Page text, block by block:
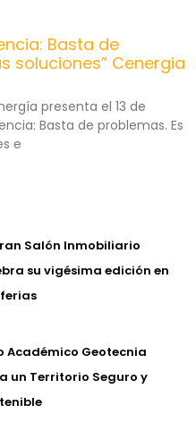
Basta de
soluciones” Cenergia
presenta el 13 de
Basta de problemas. Es
e
Salón Inmobiliario
su vigésima edición en
Académico Geotecnia
un Territorio Seguro y